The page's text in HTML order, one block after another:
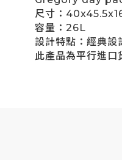
尺寸：
容量：26L
設計特點：經典
此產品為平行進口